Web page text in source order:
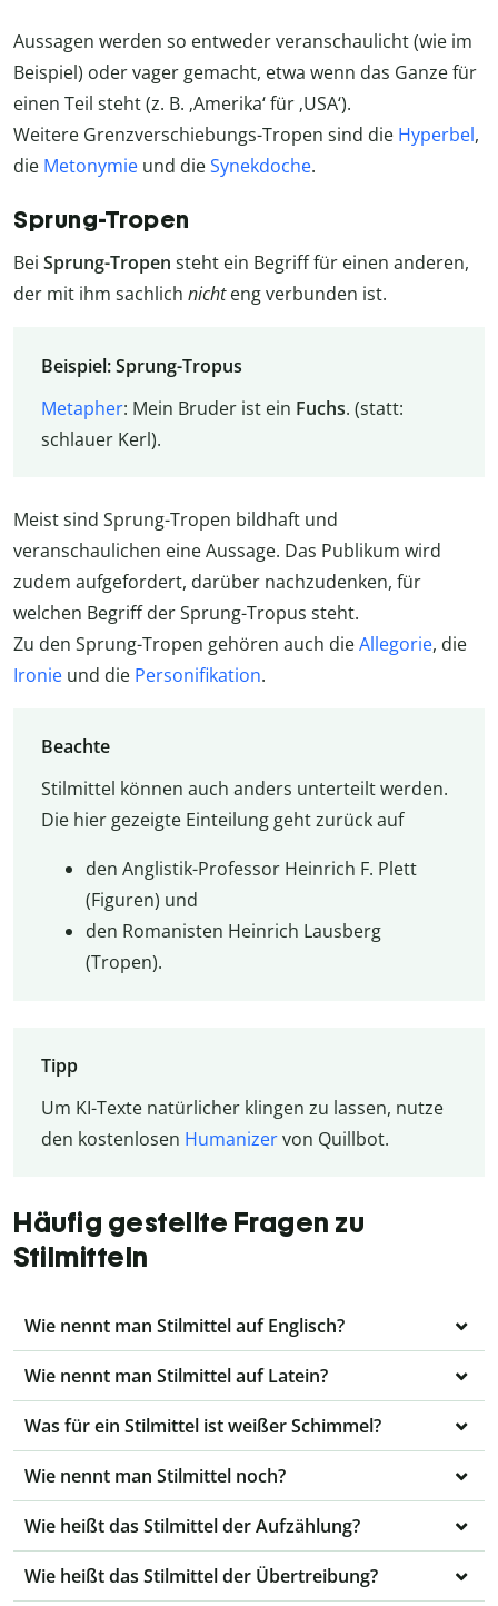
Aussagen werden so entweder veranschaulicht (wie im
Beispiel) oder vager gemacht, etwa wenn das Ganze für
einen Teil steht (z. B. ‚Amerika‘ für ‚USA‘).
Weitere Grenzverschiebungs-Tropen sind die Hyperbel,
die Metonymie und dieSynekdoche.
Sprung-Tropen
Bei Sprung-Tropen steht ein Begriff für einen anderen,
der mit ihm sachlich nichteng verbunden ist.
Beispiel: Sprung-Tropus
Metapher: Mein Bruder ist ein Fuchs. (statt:
schlauer Kerl).
Meist sind Sprung-Tropen bildhaft und
veranschaulichen eine Aussage. Das Publikum wird
zudem aufgefordert, darüber nachzudenken, für
welchen Begriff der Sprung-Tropus steht.
Zu den Sprung-Tropen gehören auch dieAllegorie, die
Ironie und die Personifikation.
Beachte
Stilmittel können auch anders unterteilt werden.
Die hier gezeigte Einteilung geht zurück auf
den Anglistik-Professor Heinrich F. Plett
(Figuren) und
den Romanisten Heinrich Lausberg
(Tropen).
Tipp
Um KI-Texte natürlicher klingen zu lassen, nutze
den kostenlosen Humanizervon Quillbot.
Häufig gestellte Fragen zu
Stilmitteln
Wie nennt man Stilmittel auf Englisch?
Wie nennt man Stilmittel auf Latein?
Was für ein Stilmittel ist weißer Schimmel?
Wie nennt man Stilmittel noch?
Wie heißt das Stilmittel der Aufzählung?
Wie heißt das Stilmittel der Übertreibung?